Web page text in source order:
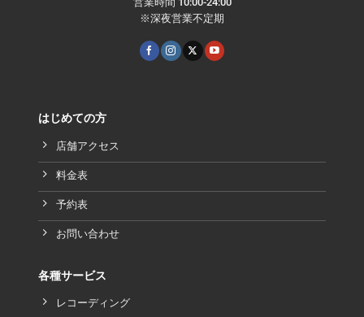
※深夜営業不定期
はじめての方
店舗アクセス
料金表
予約表
お問い合わせ
各種サービス
レコーディング